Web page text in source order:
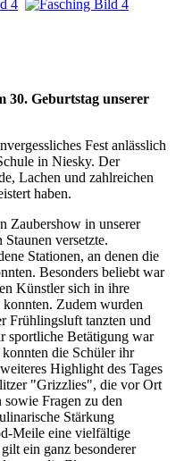
30. Geburtstag unserer
Fest anlässlich
in Niesky. Der
Lachen und zahlreichen
haben.
Zaubershow in unserer
versetzte.
Stationen, an denen die
Besonders beliebt war
Künstler sich in ihre
Zudem wurden
Frühlingsluft tanzten und
sportliche Betätigung war
die Schüler ihr
Highlight des Tages
"Grizzlies", die vor Ort
Fragen zu den
Stärkung
Meile eine vielfältige
ein ganz besonderer